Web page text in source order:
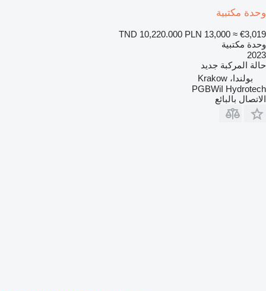
وحدة مكتبية
TND 10,220.000 PLN 13,000 ≈ €3,019
وحدة مكتبية
2023
حالة المركبة جديد
بولندا، Krakow
PGBWiI Hydrotech
الاتصال بالبائع